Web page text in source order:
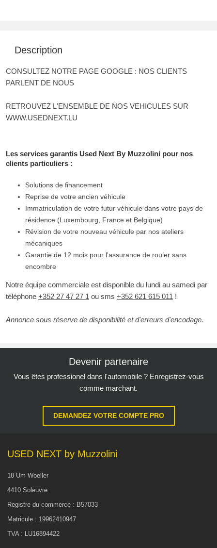
Description
CONSULTEZ NOTRE PAGE GOOGLE : NOS CLIENTS
PARLENT DE NOUS
RETROUVEZ L'ENSEMBLE DE NOS VEHICULES SUR
WWW.USEDNEXT.LU
Les services garantis Used Next By Muzzolini pour nos
clients particuliers :
Solutions de financement
Reprise de votre ancien véhicule
Immatriculation de votre futur véhicule dans votre pays de
résidence (Luxembourg, France et Belgique)
Révision de votre nouveau véhicule par nos ateliers
mécaniques
Garantie de 12 mois pour l'assurance de rouler sans
encombre
Notre équipe commerciale est disponible du lundi au samedi par
téléphone +352 27 47 27 1 ou sms +352 621 615 011 !
Annonce sous réserve de disponibilité et d'erreurs d'encodage.
Devenir partenaire
Vous êtes professionel dans l'automobile ? Enregistrez-vous
comme marchant.
DEMANDEZ VOTRE COMPTE PRO
USED NEXT by Muzzolini
18 Um Woeller
4410 Soleuvre
Registre du commerce : B57033
Matricule : 19962410947
TVA : LU16894422